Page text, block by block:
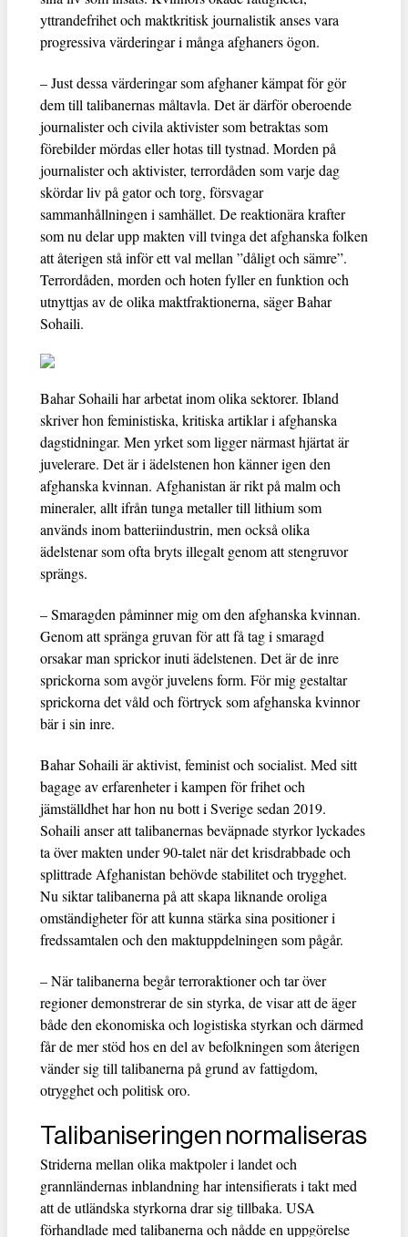
yttrandefrihet och maktkritisk journalistik anses vara
progressiva värderingar i många afghaners ögon.
– Just dessa värderingar som afghaner kämpat för gör
dem till talibanernas måltavla. Det är därför oberoende
journalister och civila aktivister som betraktas som
förebilder mördas eller hotas till tystnad. Morden på
journalister och aktivister, terrordåden som varje dag
skördar liv på gator och torg, försvagar
sammanhållningen i samhället. De reaktionära krafter
som nu delar upp makten vill tvinga det afghanska folken
att återigen stå inför ett val mellan ”dåligt och sämre”.
Terrordåden, morden och hoten fyller en funktion och
utnyttjas av de olika maktfraktionerna, säger Bahar
Sohaili.
Bahar Sohaili har arbetat inom olika sektorer. Ibland
skriver hon feministiska, kritiska artiklar i afghanska
dagstidningar. Men yrket som ligger närmast hjärtat är
juvelerare. Det är i ädelstenen hon känner igen den
afghanska kvinnan. Afghanistan är rikt på malm och
mineraler, allt ifrån tunga metaller till lithium som
används inom batteriindustrin, men också olika
ädelstenar som ofta bryts illegalt genom att stengruvor
sprängs.
– Smaragden påminner mig om den afghanska kvinnan.
Genom att spränga gruvan för att få tag i smaragd
orsakar man sprickor inuti ädelstenen. Det är de inre
sprickorna som avgör juvelens form. För mig gestaltar
sprickorna det våld och förtryck som afghanska kvinnor
bär i sin inre.
Bahar Sohaili är aktivist, feminist och socialist. Med sitt
bagage av erfarenheter i kampen för frihet och
jämställdhet har hon nu bott i Sverige sedan 2019.
Sohaili anser att talibanernas beväpnade styrkor lyckades
ta över makten under 90-talet när det krisdrabbade och
splittrade Afghanistan behövde stabilitet och trygghet.
Nu siktar talibanerna på att skapa liknande oroliga
omständigheter för att kunna stärka sina positioner i
fredssamtalen och den maktuppdelningen som pågår.
– När talibanerna begår terroraktioner och tar över
regioner demonstrerar de sin styrka, de visar att de äger
både den ekonomiska och logistiska styrkan och därmed
får de mer stöd hos en del av befolkningen som återigen
vänder sig till talibanerna på grund av fattigdom,
otrygghet och politisk oro.
Talibaniseringen normaliseras
Striderna mellan olika maktpoler i landet och
grannländernas inblandning har intensifierats i takt med
att de utländska styrkorna drar sig tillbaka. USA
förhandlade med talibanerna och nådde en uppgörelse